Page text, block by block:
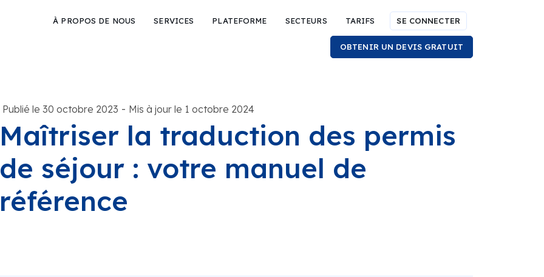
À PROPOS DE NOUS SERVICES PLATEFORME SECTEURS TARIFS SE CONNECTER
OBTENIR UN DEVIS GRATUIT
Publié le 30 octobre 2023 - Mis à jour le 1 octobre 2024
Maîtriser la traduction des permis
de séjour : votre manuel de
référence